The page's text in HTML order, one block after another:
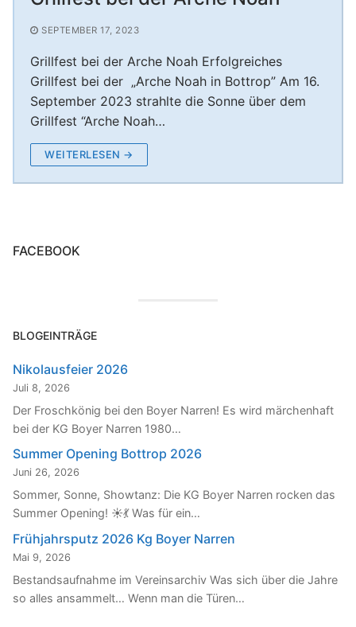
KG Boyer Narren 1980 e.V.
Unterstützung Session 2024/25
Unterstützung Session 2023/24
Nikolausfeier – Rotkäppchen 30.11.2024
Nikolausfeier 2025 – Frau Holle verzaubert die
Aula Welheim! ❄️
SEPTEMBER 17, 2023
Grillfest bei der Arche Noah Erfolgreiches
Grillfest bei der „Arche Noah in Bottrop” Am 16.
September 2023 strahlte die Sonne über dem
Grillfest “Arche Noah…
WEITERLESEN →
FACEBOOK
BLOGEINTRÄGE
Nikolausfeier 2026
Juli 8, 2026
Der Froschkönig bei den Boyer Narren! Es wird märchenhaft
bei der KG Boyer Narren 1980…
Summer Opening Bottrop 2026
Juni 26, 2026
Sommer, Sonne, Showtanz: Die KG Boyer Narren rocken das
Summer Opening! ☀️💃 Was für ein…
Frühjahrsputz 2026 Kg Boyer Narren
Mai 9, 2026
Bestandsaufnahme im Vereinsarchiv Was sich über die Jahre
so alles ansammelt… Wenn man die Türen…